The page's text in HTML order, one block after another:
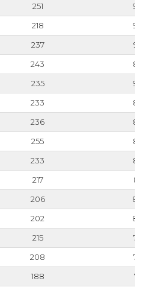
251
218
237
243
235
233
236
255
233
217
206
202
215
208
188